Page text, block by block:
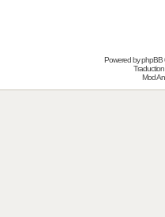
Powered byphpBB
Mod